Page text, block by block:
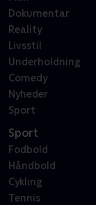
Dokumentar
Reality
Livsstil
Underholdning
Comedy
Nyheder
Sport
Sport
Fodbold
Håndbold
Cykling
Tennis